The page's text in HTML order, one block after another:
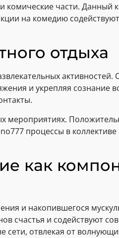
комические части. Данный
на комедию
отдыха
и укрепляя сознание
мероприятиях.
процессы в
как
и накопившегося
счастья и содействуют
сети, отвлекая от